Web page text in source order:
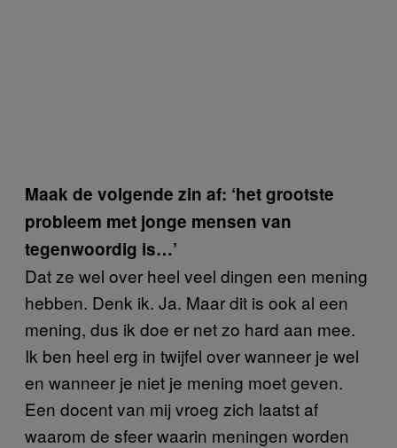
Maak de volgende zin af: ‘het grootste
probleem met jonge mensen van
tegenwoordig is…’
Dat ze wel over heel veel dingen een mening
hebben. Denk ik. Ja. Maar dit is ook al een
mening, dus ik doe er net zo hard aan mee.
Ik ben heel erg in twijfel over wanneer je wel
en wanneer je niet je mening moet geven.
Een docent van mij vroeg zich laatst af
waarom de sfeer waarin meningen worden